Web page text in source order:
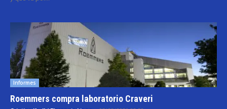
Informes
Roemmers compra laboratorio Craveri